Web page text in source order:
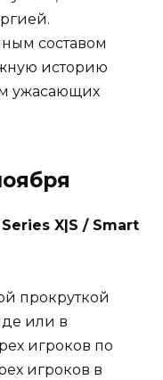
составом
историю
ужасающих
X|S / Smart
прокруткой
или в
игроков по
игроков в